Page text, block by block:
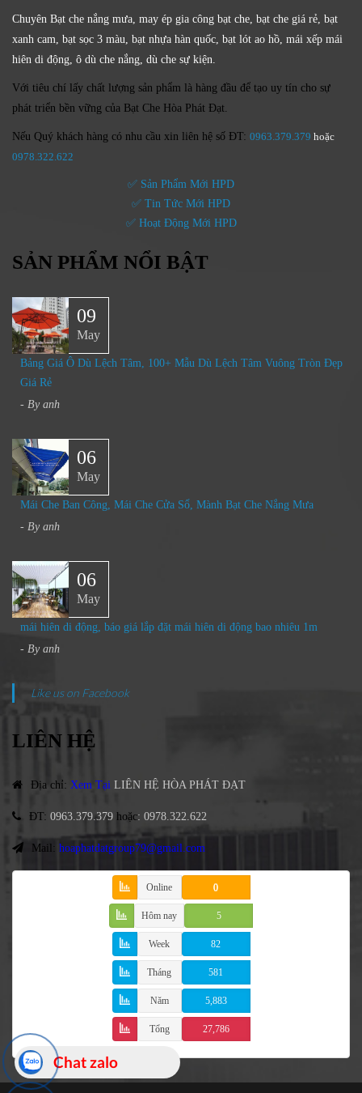
Chuyên Bạt che nắng mưa, may ép gia công bạt che, bạt che giá rẻ, bạt
xanh cam, bạt sọc 3 màu, bạt nhựa hàn quốc, bạt lót ao hồ, mái xếp mái
hiên di động, ô dù che nắng, dù che sự kiện.
Với tiêu chí lấy chất lượng sản phẩm là hàng đầu để tạo uy tín cho sự
phát triển bền vững của Bạt Che Hòa Phát Đạt.
Nếu Quý khách hàng có nhu cầu xin liên hệ số ĐT: 0963.379.379 hoặc
0978.322.622
✅ Sản Phẩm Mới HPD
✅ Tin Tức Mới HPD
✅ Hoạt Động Mới HPD
SẢN PHẨM NỔI BẬT
09
May
Bảng Giá Ô Dù Lệch Tâm, 100+ Mẫu Dù Lệch Tâm Vuông Tròn Đẹp
Giá Rẻ
- By anh
06
May
Mái Che Ban Công, Mái Che Cửa Sổ, Mành Bạt Che Nắng Mưa
- By anh
06
May
mái hiên di động, báo giá lắp đặt mái hiên di động bao nhiêu 1m
- By anh
Like us on Facebook
LIÊN HỆ
Địa chỉ: Xem Tại LIÊN HỆ HÒA PHÁT ĐẠT
ĐT: 0963.379.379 hoặc: 0978.322.622
Mail: hoaphatdatgroup79@gmail.com
Online 0
Hôm nay 5
Week 82
Tháng 581
Năm 5,883
Tổng 27,786
Chat zalo